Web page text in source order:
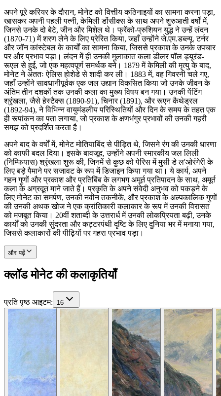
अपने पूरे करियर के दौरान, मोनेट को वित्तीय कठिनाइयों का सामना करना पड़ा,
खासकर अपनी पहली पत्नी, केमिली डोंसीक्स के साथ अपने शुरुआती वर्षों में,
जिनसे उनके दो बेटे, जीन और मिशेल थे। फ्रेंको-प्रुशियन युद्ध ने उन्हें लंदन
(1870-71) में शरण लेने के लिए प्रेरित किया, जहाँ उन्होंने जे.एम.डब्ल्यू. टर्नर
और जॉन कांस्टेबल के कार्यों का सामना किया, जिससे प्रकाश के उनके उपचार
पर और प्रभाव पड़ा। लंदन में ही उनकी मुलाकात कला डीलर पॉल ड्यूरंड-
रूएल से हुई, जो एक महत्वपूर्ण समर्थक बने। 1879 में केमिली की मृत्यु के बाद,
मोनेट ने अंततः ऐलिस होशेडे से शादी कर ली। 1883 में, वह गिवरनी चले गए,
जहाँ उन्होंने सावधानीपूर्वक एक जल उद्यान विकसित किया जो उनके जीवन के
अंतिम तीन दशकों तक उनकी कला का मुख्य विषय बन गया। उनकी पेंटिंग
श्रृंखला, जैसे हेस्टैक्स (1890-91), चिनार (1891), और रूएन कैथेड्रल
(1892-94), ने विभिन्न वायुमंडलीय परिस्थितियों और दिन के समय के तहत एक
ही रूपांकन का पता लगाया, जो प्रकाश के क्षणभंगुर प्रभावों की उनकी गहरी
समझ को प्रदर्शित करता है।
अपने बाद के वर्षों में, मोनेट मोतियाबिंद से पीड़ित थे, जिसने रंग की उनकी धारणा
को काफी बदल दिया। इसके बावजूद, उन्होंने अपनी स्मारकीय जल लिली
(निम्फियास) श्रृंखला शुरू की, जिनमें से कुछ को पेरिस में मुसी डे ल'ओरंगेरी के
लिए बड़े पैमाने पर सजावट के रूप में डिजाइन किया गया था। ये कार्य, अपने
गहन गुणों और प्रकाश और प्रतिबिंब के लगभग अमूर्त प्रतिपादन के साथ, अमूर्त
कला के अग्रदूत माने जाते हैं। प्रकृति के अपने संवेदी अनुभव को पकड़ने के
लिए मोनेट का समर्पण, उनकी नवीन तकनीकें, और प्रकाश के अल्पकालिक गुणों
की उनकी अथक खोज ने एक क्रांतिकारी कलाकार के रूप में उनकी विरासत
को मजबूत किया। 20वीं शताब्दी के उत्तरार्ध में उनकी लोकप्रियता बढ़ी, उनके
कार्यों को उनकी सुंदरता और कट्टरपंथी दृष्टि के लिए दुनिया भर में मनाया गया,
जिससे कलाकारों की पीढ़ियों पर गहरा प्रभाव पड़ा।
और पढ़ें
क्लॉड मोनेट की कलाकृतियाँ
प्रति पृष्ठ आइटम: 16